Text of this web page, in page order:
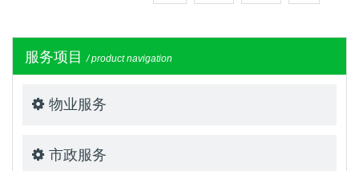
服务项目 / product navigation
物业服务
市政服务